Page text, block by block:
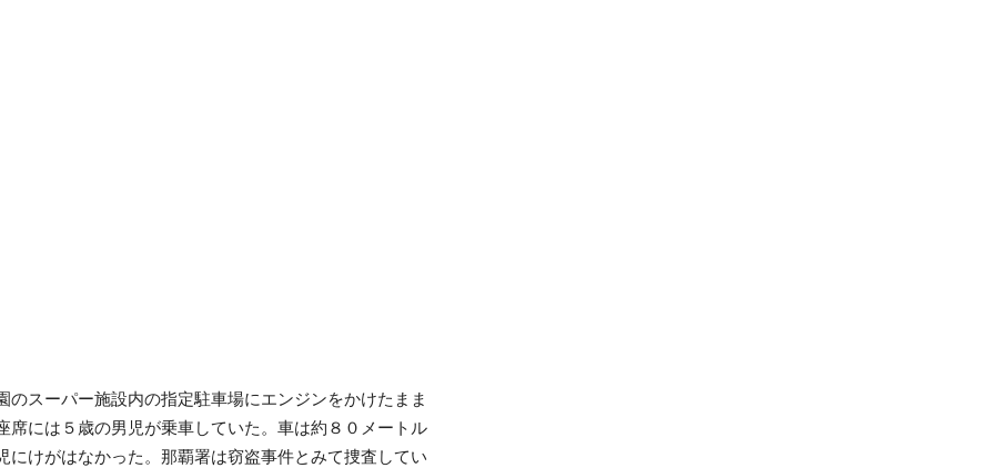
のスーパー施設内の指定駐車場にエンジンをかけたまま
には５歳の男児が乗車していた。車は約８０メートル
けがはなかった。那覇署は窃盗事件とみて捜査してい